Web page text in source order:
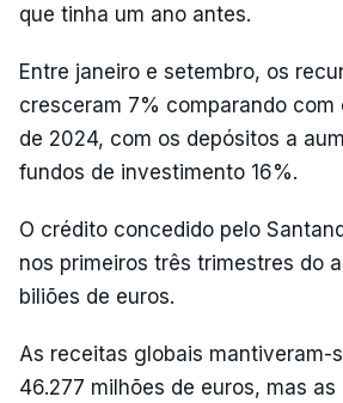
que tinha um ano antes.
Entre janeiro e setembro, os
cresceram 7% comparando com
de 2024, com os depósitos a
fundos de investimento 16%.
O crédito concedido pelo
nos primeiros três trimestres do
biliões de euros.
As receitas globais mantiveram-
46.277 milhões de euros, mas